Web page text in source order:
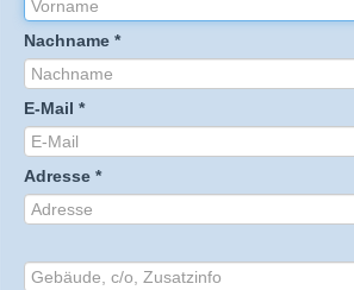
Nachname *
E-Mail *
Adresse *